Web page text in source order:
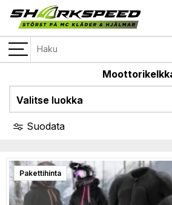
Valitse luokka
Suodata
Pakettihinta